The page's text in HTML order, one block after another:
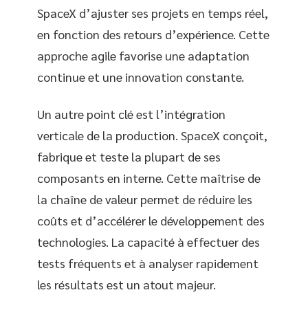
SpaceX d’ajuster ses projets en temps réel,
en fonction des retours d’expérience. Cette
approche agile favorise une adaptation
continue et une innovation constante.
Un autre point clé est l’intégration
verticale de la production. SpaceX conçoit,
fabrique et teste la plupart de ses
composants en interne. Cette maîtrise de
la chaîne de valeur permet de réduire les
coûts et d’accélérer le développement des
technologies. La capacité à effectuer des
tests fréquents et à analyser rapidement
les résultats est un atout majeur.